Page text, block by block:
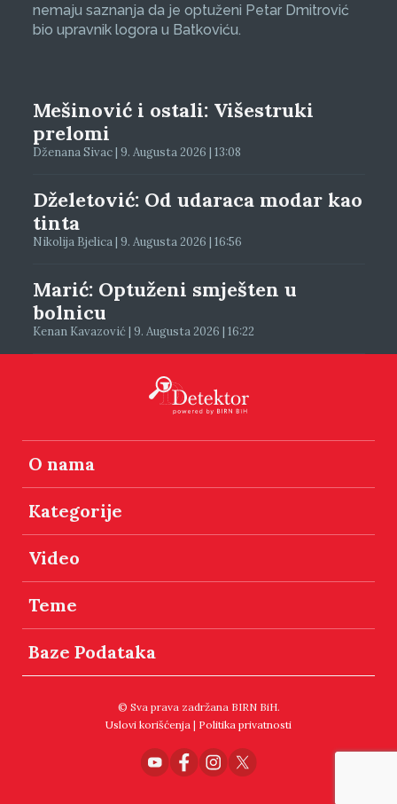
nemaju saznanja da je optuženi Petar Dmitrović
bio upravnik logora u Batkoviću.
Mešinović i ostali: Višestruki
prelomi
Dženana Sivac | 9. Augusta 2026 | 13:08
Dželetović: Od udaraca modar kao
tinta
Nikolija Bjelica | 9. Augusta 2026 | 16:56
Marić: Optuženi smješten u
bolnicu
Kenan Kavazović | 9. Augusta 2026 | 16:22
O nama
Kategorije
Video
Teme
Baze Podataka
© Sva prava zadržana BIRN BiH.
Uslovi korišćenja | Politika privatnosti